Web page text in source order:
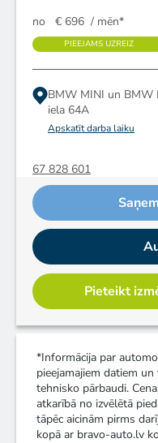
no € 696 / mēn*
PIEEJAMS UZREIZ
BMW MINI un BMW
iela 64A
Apskatīt darba laiku
67 828 601
Pieteikt
*Informācija par
pieejamajiem datiem
tehnisko pārbaudi.
atkarībā no izvēlētā
tāpēc aicinām pirms
kopā ar bravo-auto.lv